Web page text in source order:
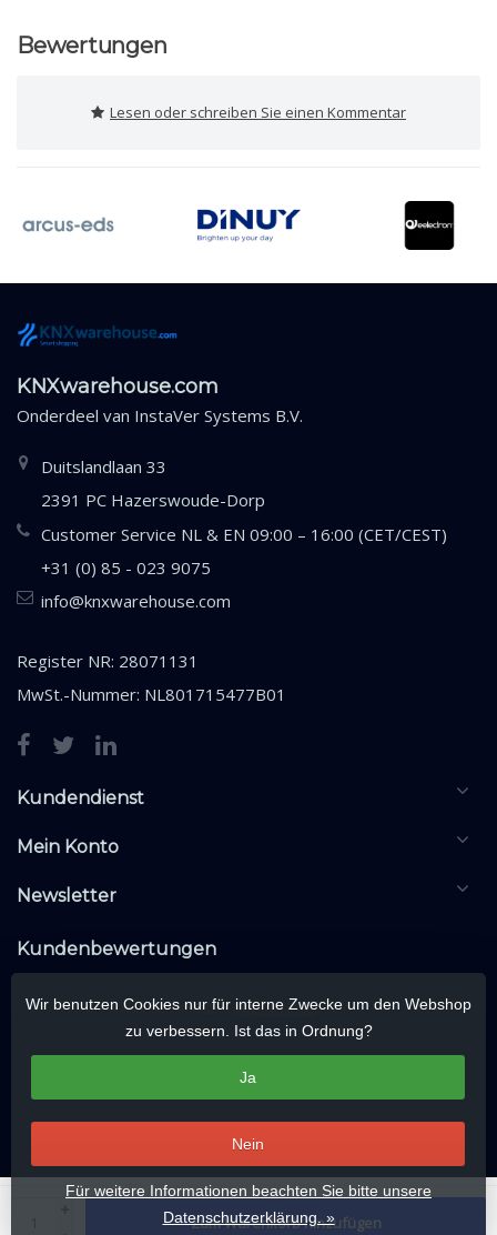
Zum Warenkorb hinzufügen
Bewertungen
Lesen oder schreiben Sie einen Kommentar
KNXwarehouse.com
Onderdeel van InstaVer Systems B.V.
Duitslandlaan 33
2391 PC Hazerswoude-Dorp
Customer Service NL & EN 09:00 – 16:00 (CET/CEST)
+31 (0) 85 - 023 9075
info@knxwarehouse.com
Register NR: 28071131
MwSt.-Nummer: NL801715477B01
Kundendienst
Mein Konto
Newsletter
Kundenbewertungen
Wir benutzen Cookies nur für interne Zwecke um den Webshop
zu verbessern. Ist das in Ordnung?
Ja
Nein
Für weitere Informationen beachten Sie bitte unsere
Datenschutzerklärung. »
voorbehouden